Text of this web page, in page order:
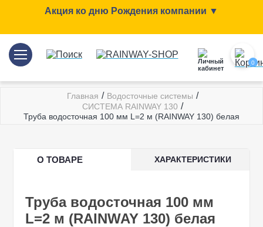
Акция ко дню Рождения компании ▼
0
Главная / Водосточные системы /
СИСТЕМА RAINWAY 130 /
Труба водосточная 100 мм L=2 м (RAINWAY 130) белая
О ТОВАРЕ ХАРАКТЕРИСТИКИ
Труба водосточная 100 мм
L=2 м (RAINWAY 130) белая